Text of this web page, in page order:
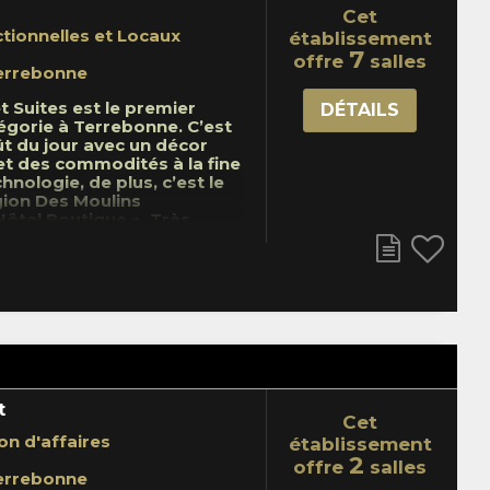
et Locaux
Suites est le premier
à Terrebonne. C’est
du jour avec un décor
des commodités à la fine
de plus, c’est le
Des Moulins
Boutique ». Très
en famille. Ses 4
ainsi que ses
un bon repas, un
7, des rencontres entre
branchée de
Tout ce qui nous
Cet
établissement
offre 7 salles
DÉTAILS
d'affaires
Cet
établissement
offre2 salles